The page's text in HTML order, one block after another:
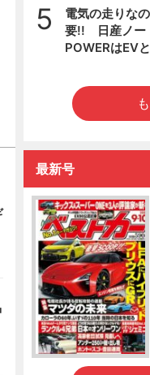
5
電気の走りな
要!! 日産ノー
POWERはEV
最新号